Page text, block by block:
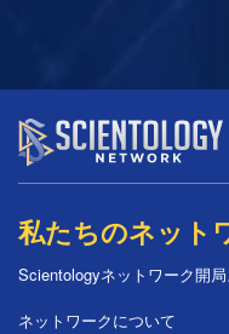
私たちのネット
Scientologyネットワーク開
ネットワークについて